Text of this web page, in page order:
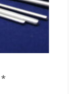
*